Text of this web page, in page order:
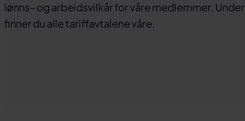
lønns- og arbeidsvilkår for våre medlemmer. Under
finner du alle tariffavtalene våre.